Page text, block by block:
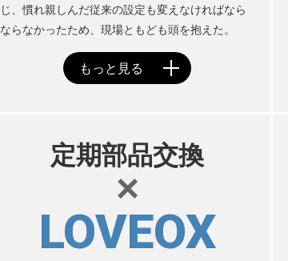
お客様インタビュー
RECRUIT
GREEN
CHALLENGE
環境への取り組み
じ、慣れ親しんだ従来の設定も変えなければなら
ならなかったため、現場ともども頭を抱えた。
定期部品交換
×
LOVEOX